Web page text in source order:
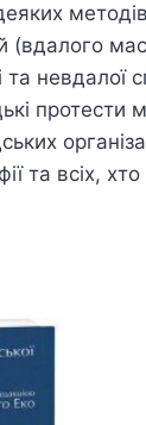
та
та всіх,